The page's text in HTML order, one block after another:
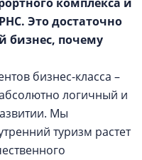
комплекса и
Это достаточно
бизнес, почему
бизнес-класса –
логичный и
Мы
туризм растет